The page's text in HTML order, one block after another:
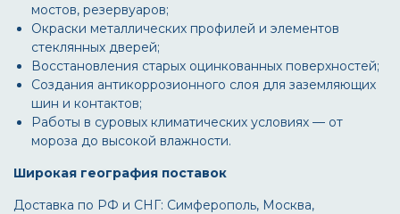
мостов, резервуаров;
Окраски металлических профилей и элементов
стеклянных дверей;
Восстановления старых оцинкованных поверхностей;
Создания антикоррозионного слоя для заземляющих
шин и контактов;
Работы в суровых климатических условиях — от
мороза до высокой влажности.
Широкая география поставок
Доставка по РФ и СНГ: Симферополь, Москва,